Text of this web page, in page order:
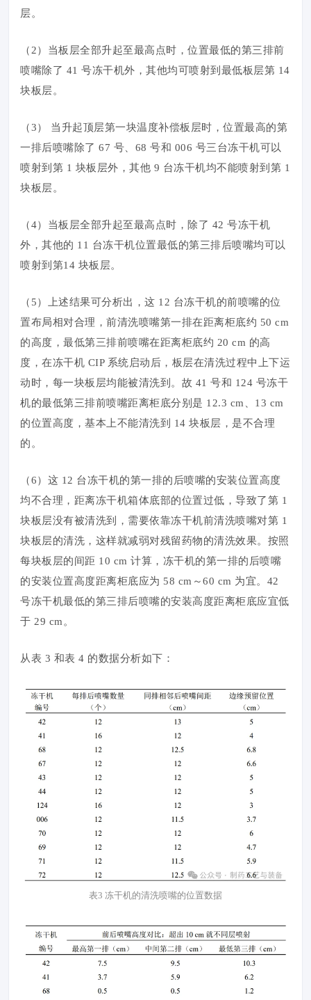
层。
（2）当板层全部升起至最高点时，位置最低的第三排前
喷嘴除了 41 号冻干机外，其他均可喷射到最低板层第 14
块板层。
（3） 当升起顶层第一块温度补偿板层时，位置最高的第
一排后喷嘴除了 67 号、68 号和 006 号三台冻干机可以
喷射到第 1 块板层外，其他 9 台冻干机均不能喷射到第 1
块板层。
（4）当板层全部升起至最高点时，除了 42 号冻干机
外，其他的 11 台冻干机位置最低的第三排后喷嘴均可以
喷射到第14 块板层。
（5）上述结果可分析出，这 12 台冻干机的前喷嘴的位
置布局相对合理，前清洗喷嘴第一排在距离柜底约 50 cm
的高度，最低第三排前喷嘴在距离柜底约 20 cm 的高
度，在冻干机 CIP 系统启动后，板层在清洗过程中上下运
动时，每一块板层均能被清洗到。故 41 号和 124 号冻干
机的最低第三排前喷嘴距离柜底分别是 12.3 cm、13 cm
的位置高度，基本上不能清洗到 14 块板层，是不合理
的。
（6）这 12 台冻干机的第一排的后喷嘴的安装位置高度
均不合理，距离冻干机箱体底部的位置过低，导致了第 1
块板层没有被清洗到，需要依靠冻干机前清洗喷嘴对第 1
块板层的清洗，这样就减弱对残留药物的清洗效果。按照
每块板层的间距 10 cm 计算，冻干机的第一排的后喷嘴
的安装位置高度距离柜底应为 58 cm～60 cm 为宜。42
号冻干机最低的第三排后喷嘴的安装高度距离柜底应宜低
于 29 cm。
从表 3 和表 4 的数据分析如下：
表3 冻干机的清洗喷嘴的位置数据